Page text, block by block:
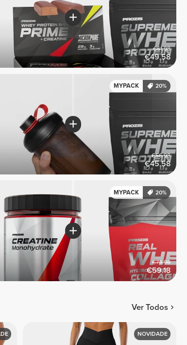
€49.58
€61.98
MYPACK 20%
€45.58
€56.98
MYPACK 20%
€59.18
€73.98
Ver Todos
NOVIDADE